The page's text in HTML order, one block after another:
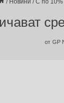
/ Новини / С по 10%
от GP